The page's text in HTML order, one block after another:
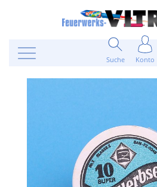
Suche Konto